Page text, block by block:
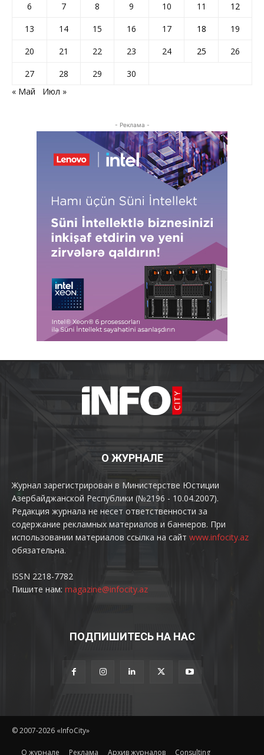
6
7 8 9 10 11
12
13
14 15 16 17 18
19
20
21 22 23 24 25
26
27
28 29
30
« Май
Июл »
- Реклама -
О ЖУРНАЛЕ
Журнал зарегистрирован в Министерстве Юстиции
Азербайджанской Республики (№2196 - 10.04.2007).
Редакция журнала не несет ответственности за
содержание рекламных материалов и баннеров. При
использовании материалов ссылка на сайт www.infocity.az
обязательна.
ISSN 2218-7782
Пишите нам: magazine@infocity.az
ПОДПИШИТЕСЬ НА НАС
© 2007-2026 «InfoCity»
O журнале Реклама Архив журналов Consulting